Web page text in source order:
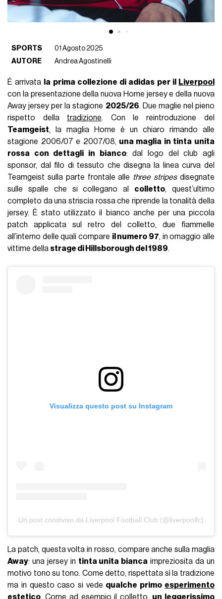
SPORTS
01 Agosto 2025
AUTORE
Andrea Agostinelli
È arrivata la prima collezione di adidas per il
Liverpool
con la presentazione della nuova Home jersey e della nuova
Away jersey per la stagione 2025/26. Due maglie nel pieno
rispetto della tradizione. Con le reintroduzione del
Teamgeist, la maglia Home è un chiaro rimando alle
stagione 2006/07 e 2007/08, una maglia in tinta unita
rossa con dettagli in bianco: dal logo del club agli
sponsor, dal filo di tessuto che disegna la linea curva del
Teamgeist sulla parte frontale alle three stripesdisegnate
sulle spalle che si collegano al colletto, quest’ultimo
completo da una striscia rossa che riprende la tonalità della
jersey. È stato utilizzato il bianco anche per una piccola
patch applicata sul retro del colletto, due fiammelle
all’interno delle quali compare il numero 97, in omaggio alle
vittime della strage di Hillsborough del 1989.
Visualizza questo post su Instagram
Un post condiviso da Liverpool Football Club (@liverpoolfc)
La patch, questa volta in rosso, compare anche sulla maglia
Away: una jersey in tinta unita bianca impreziosita da un
motivo tono su tono. Come detto, rispettata sì la tradizione
ma in questo caso si vede qualche primo esperimento
estetico. Come ad esempio il colletto, un leggerissimo